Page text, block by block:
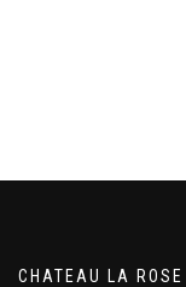
CHATEAU LA ROSE